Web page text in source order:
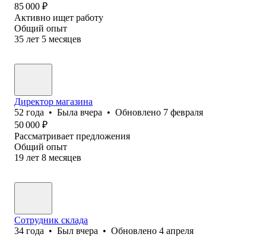
85 000 ₽
Активно ищет работу
Общий опыт
35 лет 5 месяцев
Директор магазина
52 года • Была вчера • Обновлено 7 февраля
50 000 ₽
Рассматривает предложения
Общий опыт
19 лет 8 месяцев
Сотрудник склада
34 года • Был вчера • Обновлено 4 апреля